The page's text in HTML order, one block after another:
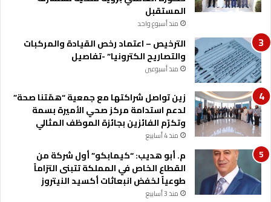
ل
ق
آ
ن
ي
ة
ة
ن
ظ
م
ا
ن
و
ر
ش
ة
ع
م
م
ش
المستقبل
منذ أسبوع واحد
الترخيص – اعتماد رخص القيادة والمركبات
والتصاريح الكترونيا” -تفاصيل
منذ أسبوعين
زين تواصل شراكتها مع جمعية “همّتنا صحة”
لدعم استدامة مركز صحي الأميرة بسمة
وتكرّم الفائزين بجائزة الموظف المثالي
منذ 4 أسابيع
م. أبو هديب: “كيمابكو” أول شركة من
القطاع الخاص في المملكة تتبنى التزاماً
طوعياً لخفض انبعاثات أكسيد النيتروز
منذ 3 أسابيع